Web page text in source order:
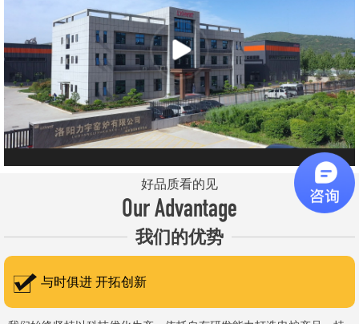
元件、高温窑具等。 历经二十余年市场积累，公司产品质量稳
定、性能可靠，应用场景覆盖高校、科研院所、工矿企业等领域，服
务于粉末、冶金、电子、煤炭、医药、陶瓷、玻璃、铝业、汽车、特
种新材料、耐火材料、新能源、航天航空、化工、金属烧结及金属热
处理等行业，产品覆盖国内多省市，并出口至海外多个国家和地
区。 近年来，公司通过理念更新、体制机制优化与科技创新，于
2015年通过ISO 9001:2015质量管理体系认证，主营业务收入保持
稳步增长，国内市场份额稳步提升，并获得质量诚信AAA 级企业荣
誉证书。 在产品技术方面，公司坚持精益求精、持续创新，自主
研发LYL系列节能精密型智能化电炉、窑炉产品，多项产品通过相关
权威认证。产品具备升温快、节能效果显著、温控精准、智能自动化
程度高、运行稳定、保温性能优良、全程电脑控制、可编程自动升降
好品质看的见
Our Advantage
我们的优势
与时俱进 开拓创新